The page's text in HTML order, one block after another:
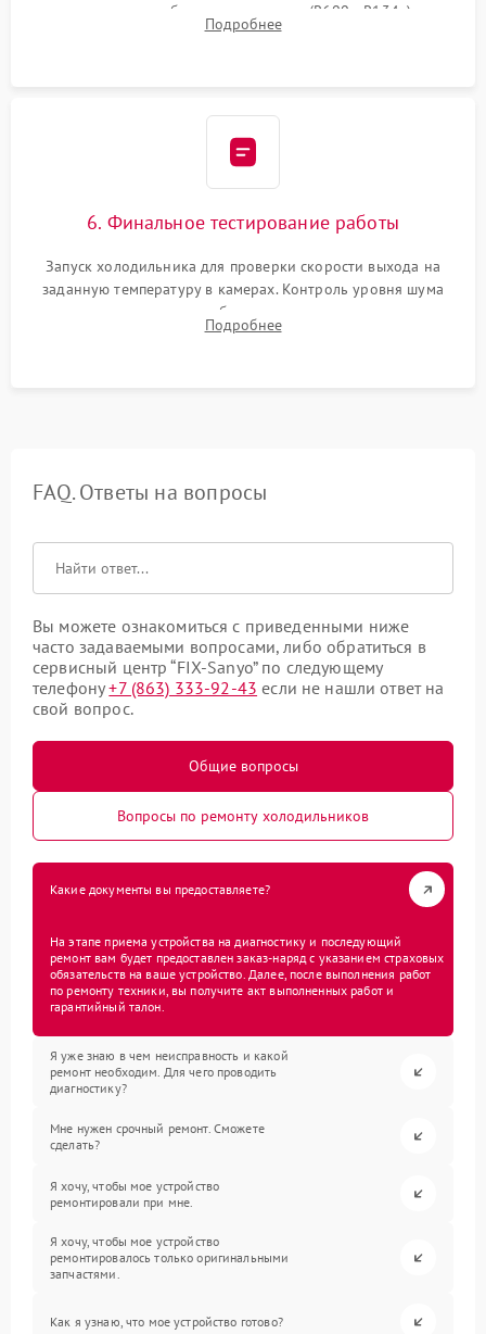
дозированным объемом хладагента (R600a, R134a) по
электронным весам. Контроль рабочего давления в системе.
Подробнее
6. Финальное тестирование работы
Запуск холодильника для проверки скорости выхода на
заданную температуру в камерах. Контроль уровня шума
компрессора, отсутствия обмерзания стенок и корректного
срабатывания системы автоматической оттайки.
Подробнее
FAQ. Ответы на вопросы
Вы можете ознакомиться с приведенными ниже
часто задаваемыми вопросами, либо обратиться в
сервисный центр “FIX-Sanyo” по следующему
телефону+7 (863) 333-92-43 если не нашли ответ на
свой вопрос.
Общие вопросы
Вопросы по ремонту холодильников
Какие документы вы предоставляете?
На этапе приема устройства на диагностику и последующий
ремонт вам будет предоставлен заказ-наряд с указанием страховых
обязательств на ваше устройство. Далее, после выполнения работ
по ремонту техники, вы получите акт выполненных работ и
гарантийный талон.
Я уже знаю в чем неисправность и какой
ремонт необходим. Для чего проводить
диагностику?
Мне нужен срочный ремонт. Сможете
сделать?
Я хочу, чтобы мое устройство
ремонтировали при мне.
Я хочу, чтобы мое устройство
ремонтировалось только оригинальными
запчастями.
Как я узнаю, что мое устройство готово?